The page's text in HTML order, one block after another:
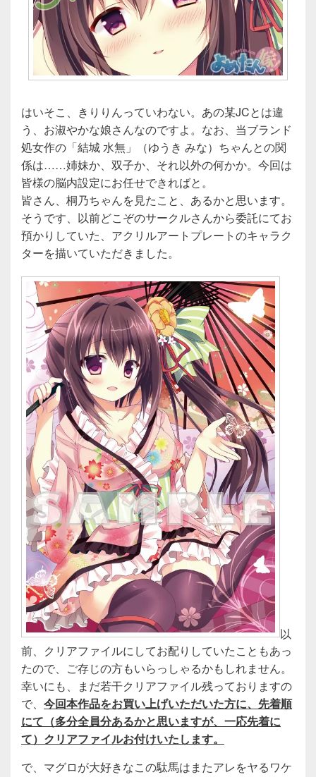
はいそこ、きりりんっていわない。あの某JCとは違
う、お淑やかな娘さんなのですよ。なお、当ブランド
処女作の「結城 水無」（ゆうき みな）ちゃんとの関
係は……姉妹か、双子か、それ以外の何かか。今回は
皆様の脳内設定にお任せできればと。
皆さん、桐乃ちゃんを見たこと、あるかと思います。
そうです、以前どこぞのサークルさんから委託にてお
預かりしていた、アクリルアートプレートのキャラク
ターを描いていただきました。
以
前、クリアファイルにしてお配りしていたこともあっ
たので、ご存じの方もいらっしゃるかもしれません。
幸いにも、まだ若干クリアファイル残っておりますの
で、 今回本作品をお買い上げいただいた方に、先着順
にて（多分全員分あるかと思いますが、一応先着に
て）クリアファイルお付けいたします。
で、マグロが大好きなこの駄馬はまたアレをヤるワケ